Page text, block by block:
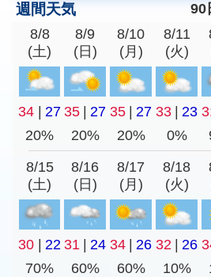
週間天気
90
8/8
(土)
8/9
(日)
8/10
(月)
8/11
(火)
34 | 27 35 | 27 35 | 27 33 | 23
20%
20% 20% 0%
8/15
(土)
8/16
(日)
8/17
(月)
8/18
(火)
30 | 22 31 | 24 34 | 26 32 | 26
70%
60% 60% 10%